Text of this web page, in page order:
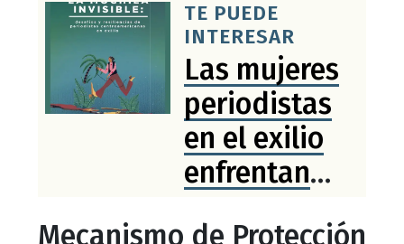
TE PUEDE
INTERESAR
Las mujeres
periodistas
en el exilio
enfrentan
Mecanismo de Protección